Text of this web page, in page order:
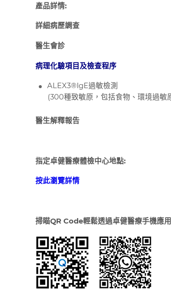
產品詳情:
詳細病歷調查
醫生會診
病理化驗項目及檢查程序
ALEX3®IgE過敏檢測
(300種致敏原，包括食物、環境過敏
醫生解釋報告
指定卓健醫療體檢中心地點:
按此瀏覽詳情
掃瞄QR Code輕鬆透過卓健醫療手機應